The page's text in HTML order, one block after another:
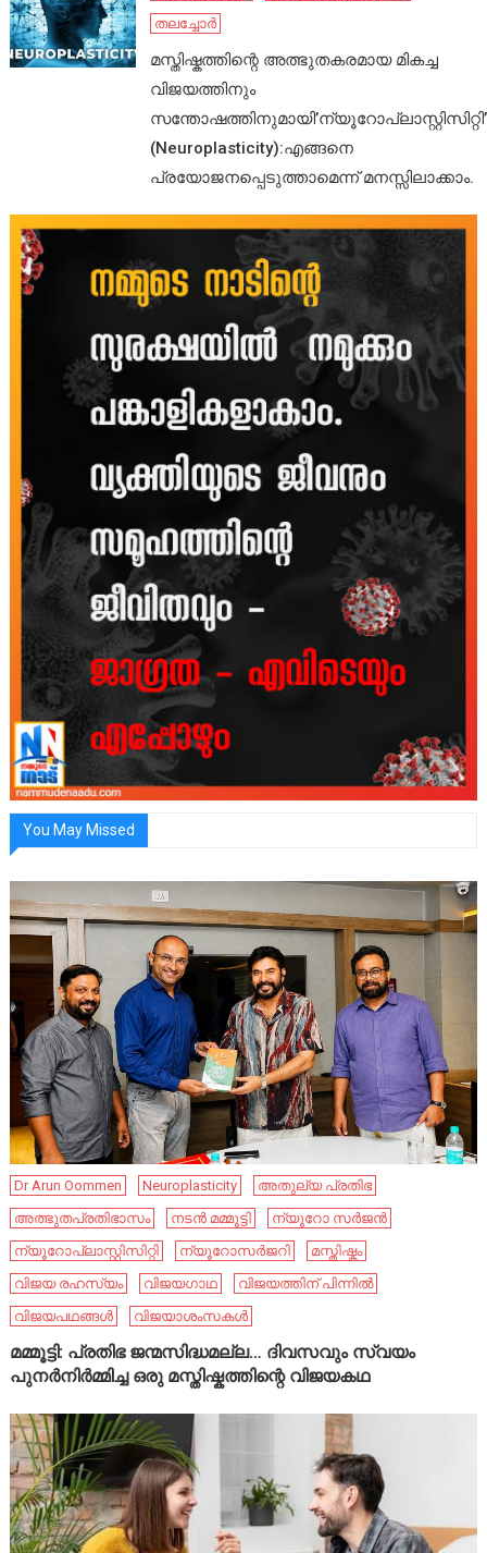
തലച്ചോർ
മസ്തിഷ്കത്തിന്റെ അത്ഭുതകരമായ മികച്ച
വിജയത്തിനും
സന്തോഷത്തിനുമായി’ന്യൂറോപ്ലാസ്റ്റിസിറ്റി’
(Neuroplasticity):എങ്ങനെ
പ്രയോജനപ്പെടുത്താമെന്ന് മനസ്സിലാക്കാം.
You May Missed
Dr Arun Oommen Neuroplasticity
അതുല്യ പ്രതിഭ
അത്ഭുതപ്രതിഭാസം
നടൻ മമ്മൂട്ടി
ന്യൂറോ സർജൻ
ന്യൂറോപ്ലാസ്റ്റിസിറ്റി
ന്യൂറോസർജറി
മസ്തിഷ്കം
വിജയ രഹസ്യം
വിജയഗാഥ
വിജയത്തിന് പിന്നിൽ
വിജയപഥങ്ങൾ
വിജയാശംസകൾ
മമ്മൂട്ടി: പ്രതിഭ ജന്മസിദ്ധമല്ല… ദിവസവും സ്വയം
പുനർനിർമ്മിച്ച ഒരു മസ്തിഷ്കത്തിന്റെ വിജയകഥ